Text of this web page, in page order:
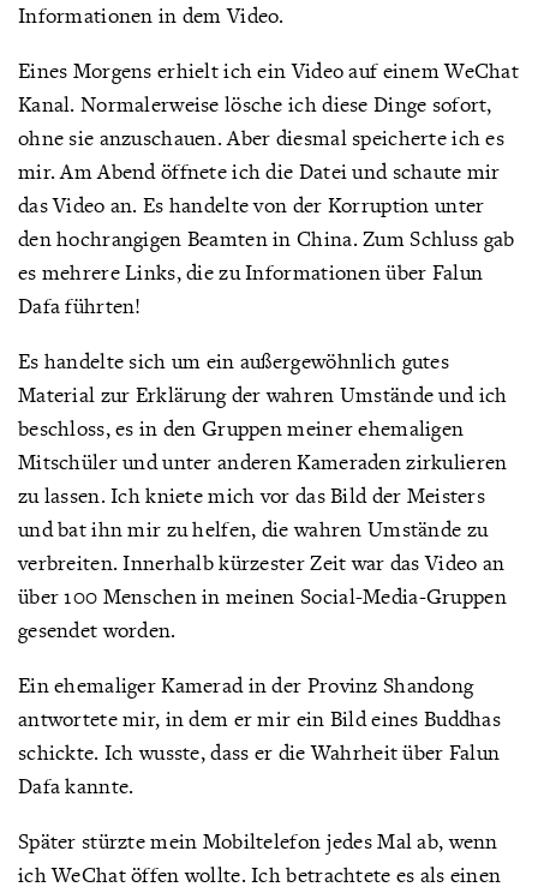
Informationen in dem Video.
Eines Morgens erhielt ich ein Video auf einem WeChat
Kanal. Normalerweise lösche ich diese Dinge sofort,
ohne sie anzuschauen. Aber diesmal speicherte ich es
mir. Am Abend öffnete ich die Datei und schaute mir
das Video an. Es handelte von der Korruption unter
den hochrangigen Beamten in China. Zum Schluss gab
es mehrere Links, die zu Informationen über Falun
Dafa führten!
Es handelte sich um ein außergewöhnlich gutes
Material zur Erklärung der wahren Umstände und ich
beschloss, es in den Gruppen meiner ehemaligen
Mitschüler und unter anderen Kameraden zirkulieren
zu lassen. Ich kniete mich vor das Bild der Meisters
und bat ihn mir zu helfen, die wahren Umstände zu
verbreiten. Innerhalb kürzester Zeit war das Video an
über 100 Menschen in meinen Social-Media-Gruppen
gesendet worden.
Ein ehemaliger Kamerad in der Provinz Shandong
antwortete mir, in dem er mir ein Bild eines Buddhas
schickte. Ich wusste, dass er die Wahrheit über Falun
Dafa kannte.
Später stürzte mein Mobiltelefon jedes Mal ab, wenn
ich WeChat öffen wollte. Ich betrachtete es als einen